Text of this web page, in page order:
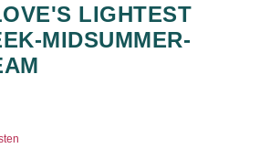
LIGHTEST
MIDSUMMER-